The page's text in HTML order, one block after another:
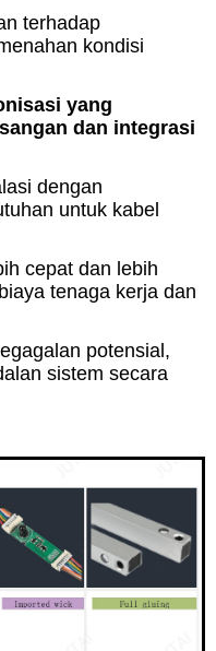
terhadap
kondisi
yang
dan integrasi
dengan
untuk kabel
cepat dan lebih
tenaga kerja dan
potensial,
sistem secara